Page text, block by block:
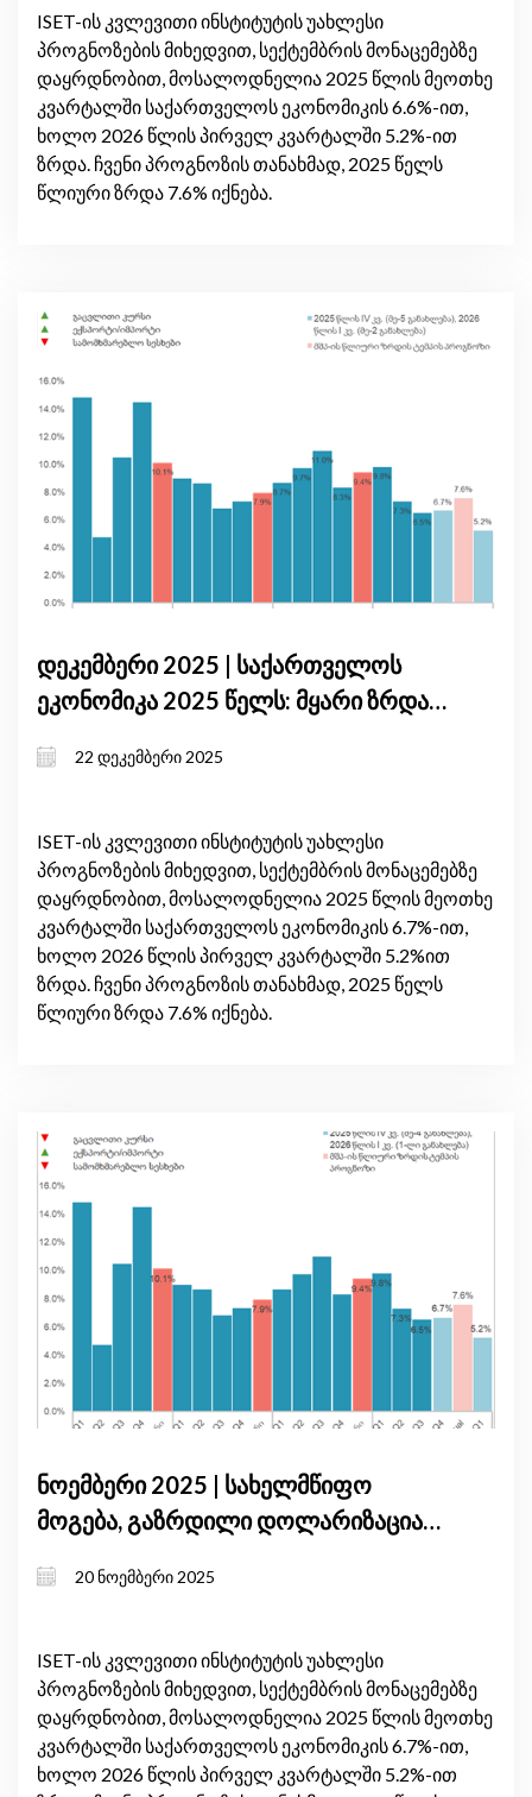
ISET-ის კვლევითი ინსტიტუტის უახლესი
პროგნოზების მიხედვით, სექტემბრის მონაცემებზე
დაყრდნობით, მოსალოდნელია 2025 წლის მეოთხე
კვარტალში საქართველოს ეკონომიკის 6.6%-ით,
ხოლო 2026 წლის პირველ კვარტალში 5.2%-ით
ზრდა. ჩვენი პროგნოზის თანახმად, 2025 წელს
წლიური ზრდა 7.6% იქნება.
დეკემბერი 2025 | საქართველოს
ეკონომიკა 2025 წელს: მყარი ზრდა,
რისკები
22 დეკემბერი 2025
ISET-ის კვლევითი ინსტიტუტის უახლესი
პროგნოზების მიხედვით, სექტემბრის მონაცემებზე
დაყრდნობით, მოსალოდნელია 2025 წლის მეოთხე
კვარტალში საქართველოს ეკონომიკის 6.7%-ით,
ხოლო 2026 წლის პირველ კვარტალში 5.2%ით
ზრდა. ჩვენი პროგნოზის თანახმად, 2025 წელს
წლიური ზრდა 7.6% იქნება.
ნოემბერი 2025 | სახელმწიფო
მოგება, გაზრდილი დოლარიზაცია
განსაზღვრავს საქართველოს
20 ნოემბერი 2025
ISET-ის კვლევითი ინსტიტუტის უახლესი
პროგნოზების მიხედვით, სექტემბრის მონაცემებზე
დაყრდნობით, მოსალოდნელია 2025 წლის მეოთხე
კვარტალში საქართველოს ეკონომიკის 6.7%-ით,
ხოლო 2026 წლის პირველ კვარტალში 5.2%-ით